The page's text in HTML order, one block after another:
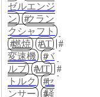
ゼルエンジ
ン
クラン
クシャフト
燃焼
AT
変速機
バ
ルブ
MT
トルク
セ
ンサー
騒